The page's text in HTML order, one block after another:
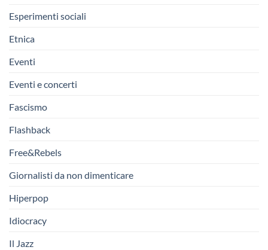
Esperimenti sociali
Etnica
Eventi
Eventi e concerti
Fascismo
Flashback
Free&Rebels
Giornalisti da non dimenticare
Hiperpop
Idiocracy
Il Jazz